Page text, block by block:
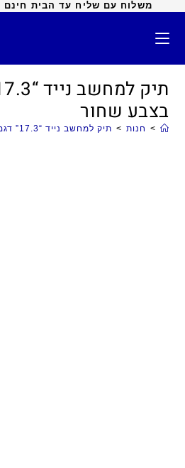
משלוח עם שליח עד הבית חינם
בצבע שחור
> חנות > תיק למחשב נייד “17.3” דגם ori בצבע שחור